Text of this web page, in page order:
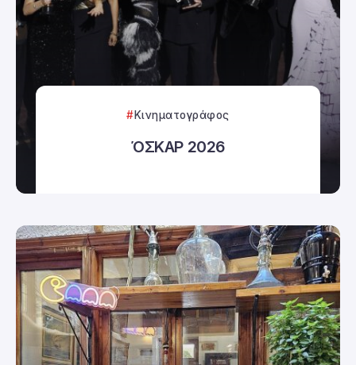
Κινηματογράφος
ΌΣΚΑΡ 2026